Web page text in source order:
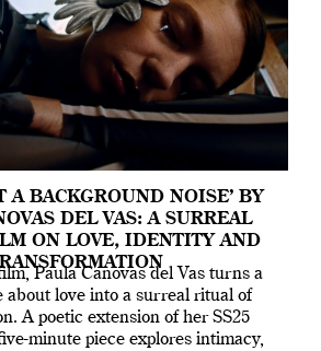
A BACKGROUND NOISE’ BY
DEL VAS: A SURREAL
ON LOVE, IDENTITY AND
Paula Canovas del Vas turns a
about love into a surreal ritual of
A poetic extension of her SS25
minute piece explores intimacy,